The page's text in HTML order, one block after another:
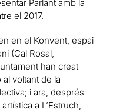
Parlant amb la
el 2017.
en el Konvent, espai
(Cal Rosal,
han creat
al voltant de la
; i ara, després
a L’Estruch,